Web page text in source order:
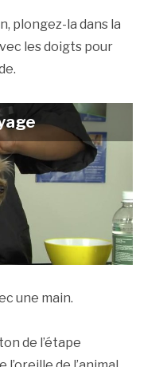
plongez-la dans la
les doigts pour
une main.
de l’étape